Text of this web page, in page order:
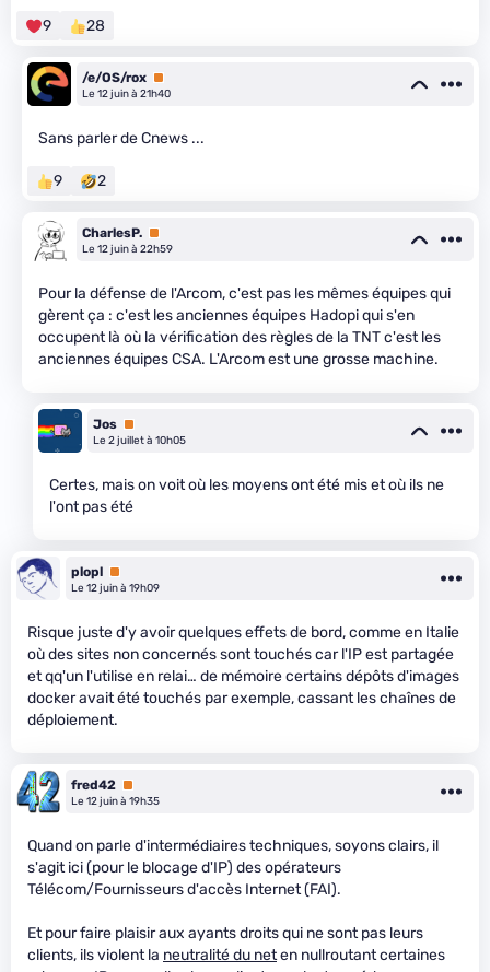
9 28
/e/OS/rox Premium
Le 12 juin à 21h40
Sans parler de Cnews ...
9 2
CharlesP. Premium
Le 12 juin à 22h59
Pour la défense de l'Arcom, c'est pas les mêmes équipes qui
gèrent ça : c'est les anciennes équipes Hadopi qui s'en
occupent là où la vérification des règles de la TNT c'est les
anciennes équipes CSA. L'Arcom est une grosse machine.
Jos Premium
Le 2 juillet à 10h05
Certes, mais on voit où les moyens ont été mis et où ils ne
l'ont pas été
plopl Premium
Le 12 juin à 19h09
Risque juste d'y avoir quelques effets de bord, comme en Italie
où des sites non concernés sont touchés car l'IP est partagée
et qq'un l'utilise en relai… de mémoire certains dépôts d'images
docker avait été touchés par exemple, cassant les chaînes de
déploiement.
fred42 Premium
Le 12 juin à 19h35
Quand on parle d'intermédiaires techniques, soyons clairs, il
s'agit ici (pour le blocage d'IP) des opérateurs
Télécom/Fournisseurs d'accès Internet (FAI).
Et pour faire plaisir aux ayants droits qui ne sont pas leurs
clients, ils violent la neutralité du neten nullroutant certaines